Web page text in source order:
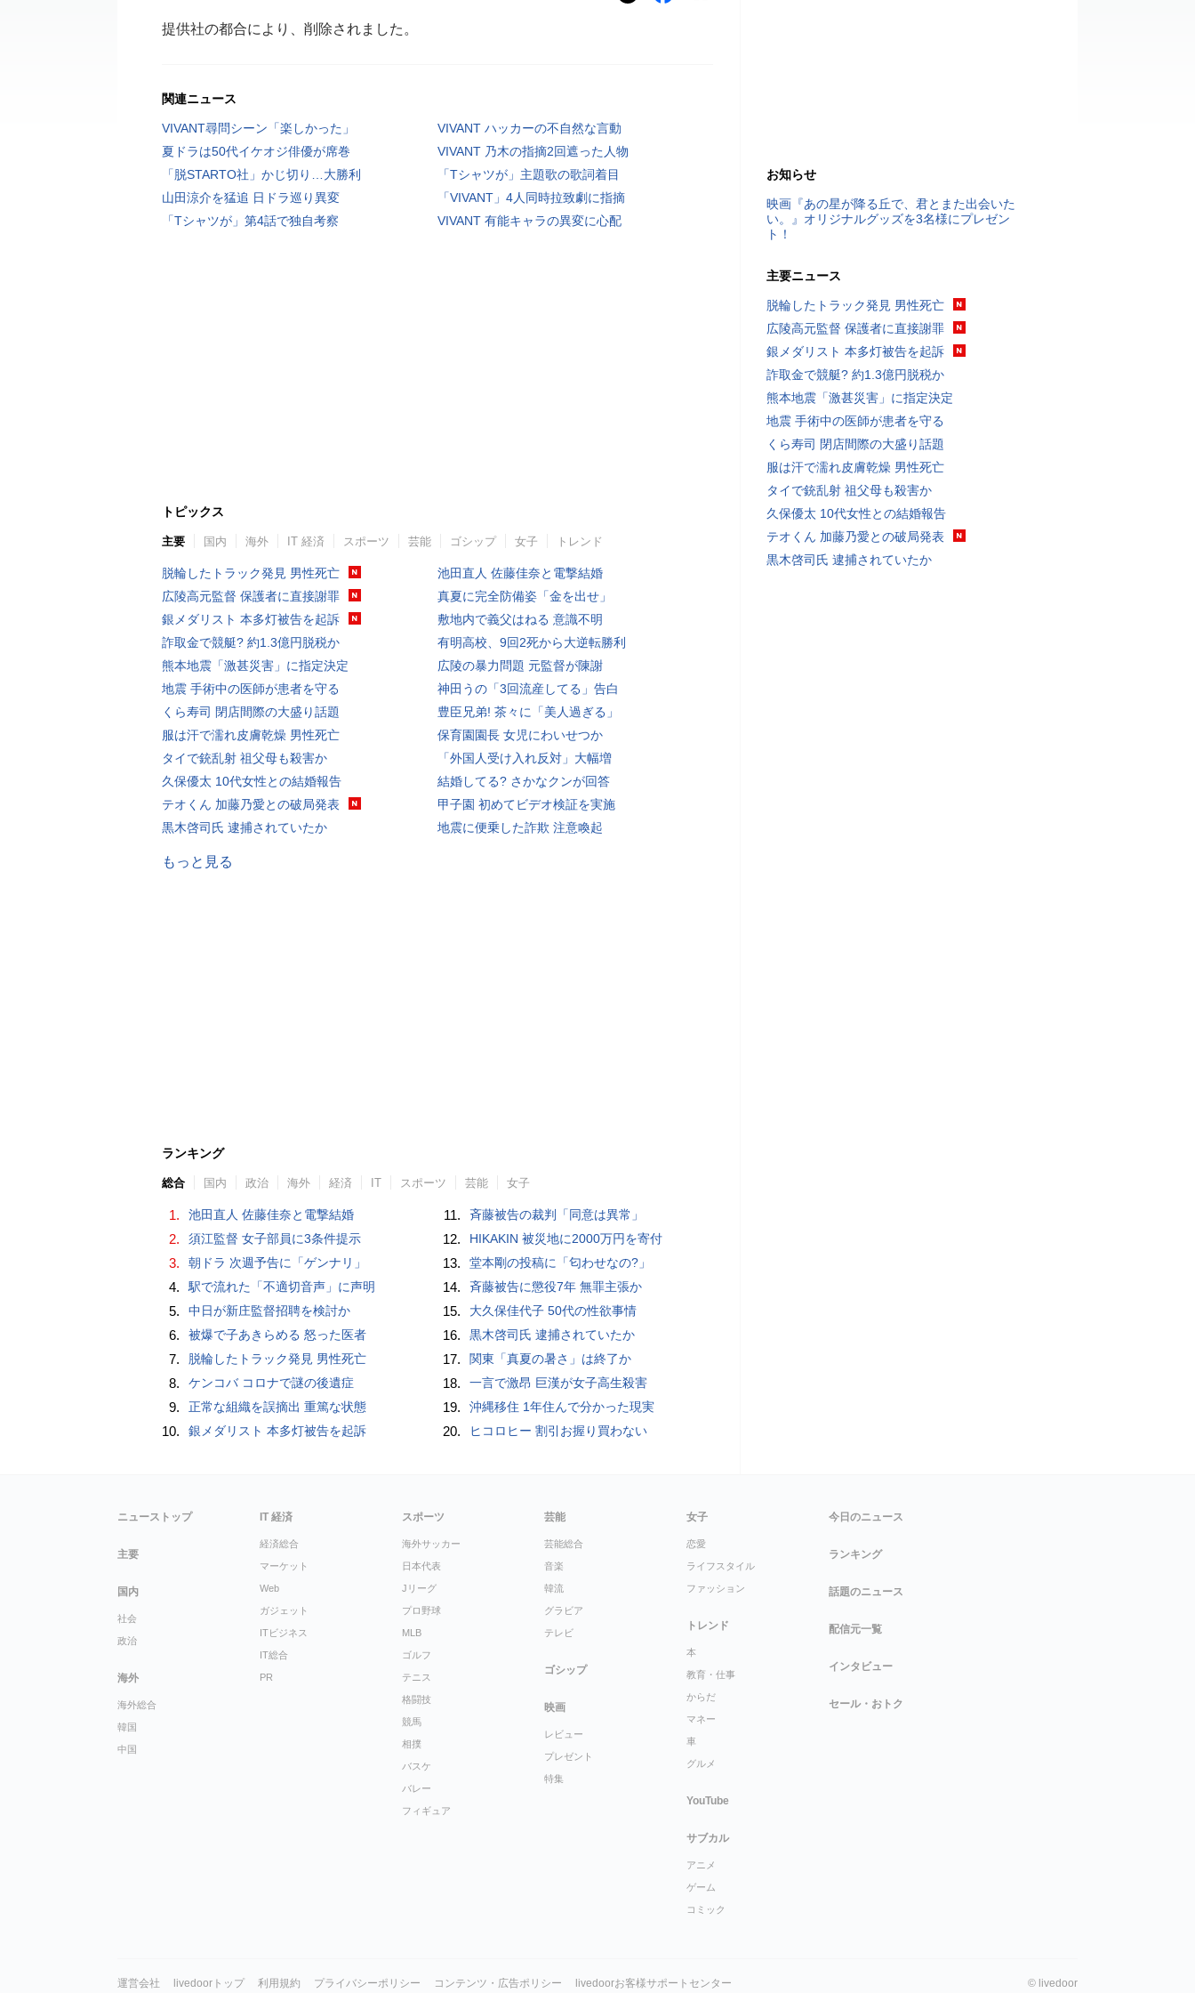
提供社の都合により、削除されました。
関連ニュース
VIVANT尋問シーン「楽しかった」
VIVANT ハッカーの不自然な言動
夏ドラは50代イケオジ俳優が席巻
VIVANT 乃木の指摘2回遮った人物
「脱STARTO社」かじ切り…大勝利
「Tシャツが」主題歌の歌詞着目
山田涼介を猛追 日ドラ巡り異変
「VIVANT」4人同時拉致劇に指摘
「Tシャツが」第4話で独自考察
VIVANT 有能キャラの異変に心配
トピックス
主要 国内 海外 IT 経済 スポーツ 芸能 ゴシップ 女子 トレンド
脱輪したトラック発見 男性死亡
広陵高元監督 保護者に直接謝罪
銀メダリスト 本多灯被告を起訴
詐取金で競艇? 約1.3億円脱税か
熊本地震「激甚災害」に指定決定
地震 手術中の医師が患者を守る
くら寿司 閉店間際の大盛り話題
服は汗で濡れ皮膚乾燥 男性死亡
タイで銃乱射 祖父母も殺害か
久保優太 10代女性との結婚報告
テオくん 加藤乃愛との破局発表
黒木啓司氏 逮捕されていたか
池田直人 佐藤佳奈と電撃結婚
真夏に完全防備姿「金を出せ」
敷地内で義父はねる 意識不明
有明高校、9回2死から大逆転勝利
広陵の暴力問題 元監督が陳謝
神田うの「3回流産してる」告白
豊臣兄弟! 茶々に「美人過ぎる」
保育園園長 女児にわいせつか
「外国人受け入れ反対」大幅増
結婚してる? さかなクンが回答
甲子園 初めてビデオ検証を実施
地震に便乗した詐欺 注意喚起
もっと見る
ランキング
総合 国内 政治 海外 経済 IT スポーツ 芸能 女子
1. 池田直人 佐藤佳奈と電撃結婚
2. 須江監督 女子部員に3条件提示
3. 朝ドラ 次週予告に「ゲンナリ」
4. 駅で流れた「不適切音声」に声明
5. 中日が新庄監督招聘を検討か
6. 被爆で子あきらめる 怒った医者
7. 脱輪したトラック発見 男性死亡
8. ケンコバ コロナで謎の後遺症
9. 正常な組織を誤摘出 重篤な状態
10. 銀メダリスト 本多灯被告を起訴
11. 斉藤被告の裁判「同意は異常」
12. HIKAKIN 被災地に2000万円を寄付
13. 堂本剛の投稿に「匂わせなの?」
14. 斉藤被告に懲役7年 無罪主張か
15. 大久保佳代子 50代の性欲事情
16. 黒木啓司氏 逮捕されていたか
17. 関東「真夏の暑さ」は終了か
18. 一言で激昂 巨漢が女子高生殺害
19. 沖縄移住 1年住んで分かった現実
20. ヒコロヒー 割引お握り買わない
お知らせ
映画『あの星が降る丘で、君とまた出会いた
い。』オリジナルグッズを3名様にプレゼン
ト！
主要ニュース
脱輪したトラック発見 男性死亡
広陵高元監督 保護者に直接謝罪
銀メダリスト 本多灯被告を起訴
詐取金で競艇? 約1.3億円脱税か
熊本地震「激甚災害」に指定決定
地震 手術中の医師が患者を守る
くら寿司 閉店間際の大盛り話題
服は汗で濡れ皮膚乾燥 男性死亡
タイで銃乱射 祖父母も殺害か
久保優太 10代女性との結婚報告
テオくん 加藤乃愛との破局発表
黒木啓司氏 逮捕されていたか
ニューストップ
主要
国内
社会
政治
海外
海外総合
韓国
中国
IT 経済
経済総合
マーケット
Web
ガジェット
ITビジネス
IT総合
PR
スポーツ
海外サッカー
日本代表
Jリーグ
プロ野球
MLB
ゴルフ
テニス
格闘技
競馬
相撲
バスケ
バレー
フィギュア
芸能
芸能総合
音楽
韓流
グラビア
テレビ
ゴシップ
映画
レビュー
プレゼント
特集
女子
恋愛
ライフスタイル
ファッション
トレンド
本
教育・仕事
からだ
マネー
車
グルメ
YouTube
サブカル
アニメ
ゲーム
コミック
今日のニュース
ランキング
話題のニュース
配信元一覧
インタビュー
セール・おトク
運営会社 livedoorトップ 利用規約 プライバシーポリシー コンテンツ・広告ポリシー livedoorお客様サポートセンター © livedoor